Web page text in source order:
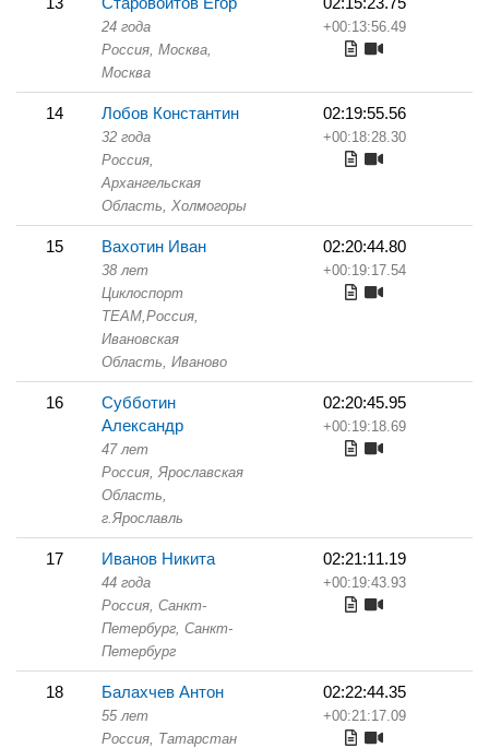
24 года
Россия, Москва,
Москва
+00:13:56.49
14 Лобов Константин
32 года
Россия,
Архангельская
Область, Холмогоры
02:19:55.56
+00:18:28.30
15 Вахотин Иван
38 лет
Циклоспорт
TEAM,Россия,
Ивановская
Область, Иваново
02:20:44.80
+00:19:17.54
16
Субботин
Александр
47 лет
Россия, Ярославская
Область,
г.Ярославль
02:20:45.95
+00:19:18.69
17 Иванов Никита
44 года
Россия, Санкт-
Петербург, Санкт-
Петербург
02:21:11.19
+00:19:43.93
18 Балахчев Антон
55 лет
Россия, Татарстан
02:22:44.35
+00:21:17.09